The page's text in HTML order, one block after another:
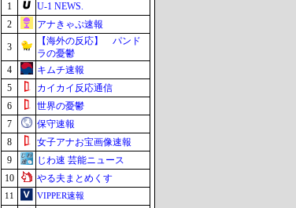
1
U-1 NEWS.
2
アナきゃぷ速報
3
【海外の反応】 パンド
ラの憂鬱
4
キムチ速報
5
カイカイ反応通信
6
世界の憂鬱
7
保守速報
8
女子アナお宝画像速報
9
じわ速 芸能ニュース
10
やる夫まとめくす
11
VIPPER速報